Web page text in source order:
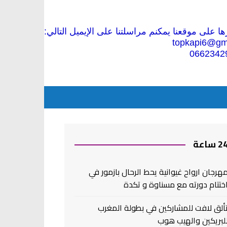
موقعنا يمكنم مراسلتنا على الإيميل التالي:
ارواح غيوانية يحط الرحال بازمور في
دورته مع مسناوة و تكدة
لافت للمشاركين في بطولة المغرب
والهيب هوب